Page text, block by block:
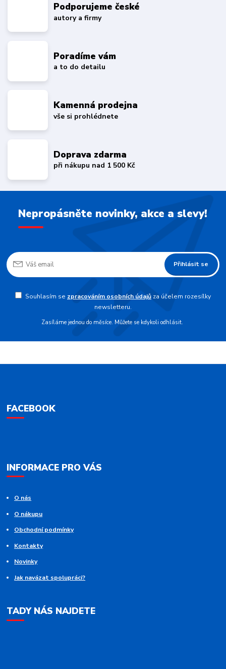
Podporujeme české
autory a firmy
Poradíme vám
a to do detailu
Kamenná prodejna
vše si prohlédnete
Doprava zdarma
při nákupu nad 1 500 Kč
Nepropásněte novinky, akce a slevy!
Přihlásit se
Souhlasím se zpracováním osobních údajůza účelem rozesílky
newsletteru.
Zasíláme jednou do měsíce. Můžete se kdykoli odhlásit.
FACEBOOK
INFORMACE PRO VÁS
O nás
O nákupu
Obchodní podmínky
Kontakty
Novinky
Jak navázat spolupráci?
TADY NÁS NAJDETE